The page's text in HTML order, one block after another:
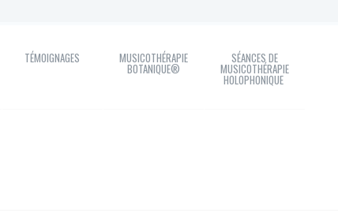
TÉMOIGNAGES MUSICOTHÉRAPIE
BOTANIQUE®
SÉANCES DE
MUSICOTHÉRAPIE
HOLOPHONIQUE